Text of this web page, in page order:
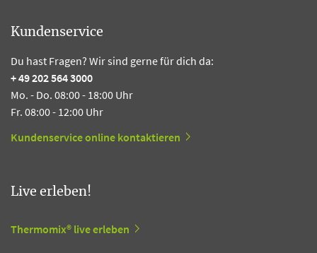
Kundenservice
Du hast Fragen? Wir sind gerne für dich da:
+ 49 202 564 3000
Mo. - Do. 08:00 - 18:00 Uhr
Fr. 08:00 - 12:00 Uhr
Kundenservice online kontaktieren
Live erleben!
Thermomix® live erleben